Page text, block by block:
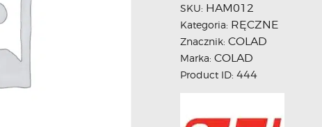
SKU: HAM012
Kategoria: RĘCZNE
Znacznik: COLAD
Marka: COLAD
Product ID: 444